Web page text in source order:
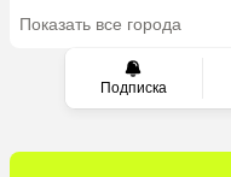
Подписка
Показать все города